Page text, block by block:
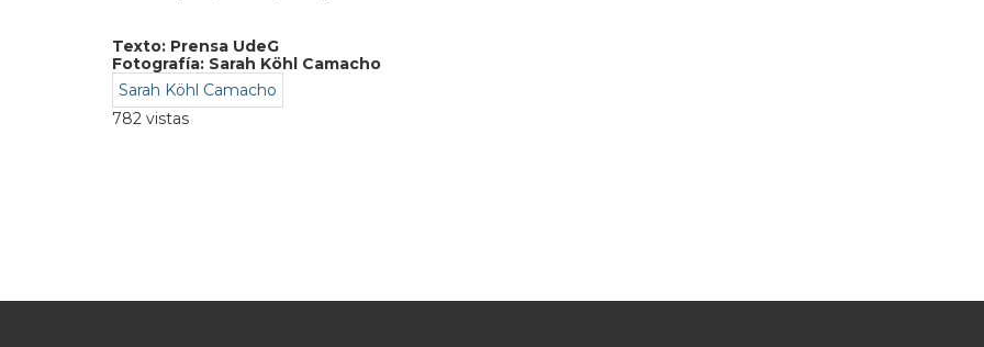
Texto: Prensa UdeG
Fotografía: Sarah Köhl Camacho
Sarah Köhl Camacho
782 vistas